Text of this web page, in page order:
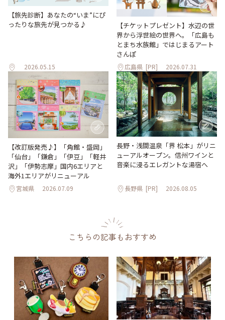
【旅先診断】あなたの“いま”にぴ
ったりな旅先が見つかる♪
2026.05.15
【チケットプレゼント】水辺の世
界から浮世絵の世界へ。「広島も
とまち水族館」ではじまるアート
さんぽ
広島県 [PR] 2026.07.31
【改訂版発売♪】「角館・盛岡」
「仙台」「鎌倉」「伊豆」「軽井
沢」「伊勢志摩」国内6エリアと
海外1エリアがリニューアル
宮城県 2026.07.09
長野・浅間温泉「界 松本」がリニ
ューアルオープン。信州ワインと
音楽に浸るエレガントな湯宿へ
長野県 [PR] 2026.08.05
こちらの記事もおすすめ